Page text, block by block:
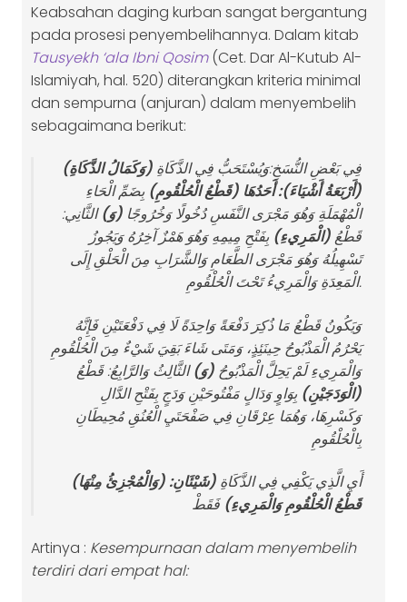
Keabsahan daging kurban sangat bergantung
pada prosesi penyembelihannya. Dalam kitab
Tausyekh ‘ala Ibni Qosim(Cet. Dar Al-Kutub Al-
Islamiyah, hal. 520) diterangkan kriteria minimal
dan sempurna (anjuran) dalam menyembelih
sebagaimana berikut:
(وَكَمَالُ الذَّكَاةِ) فِي بَعْضِ النُّسَخِ:وَيُسْتَحَبُّ فِي الذَّكَاةِ
(أَرْبَعَةُ أَشْيَاءَ): أَحَدُهَا (قَطْعُ الْحُلْقُومِ) بِضَمِّ الْحَاءِ
الْمُهْمَلَةِ وَهُوَ مَجْرَى النَّفَسِ دُخُولًا وَخُرُوجًا (وَ)الثَّانِي:
قَطْعُ(الْمَرِيءِ) بِفَتْحِ مِيمِهِ وَهُوَ هَمْزٌ آخِرُهُ وَيَجُوزُ
تَسْهِيلُهُ وَهُوَ مَجْرَى الطَّعَامِ وَالشَّرَابِ مِنَ الْحَلْقِ إِلَى
الْمَعِدَةِ وَالْمَرِيءُ تَحْتَ الْحُلْقُومِ.
وَيَكُونُ قَطْعُ مَا ذُكِرَ دَفْعَةً وَاحِدَةً لَا فِي دَفْعَتَيْنِ فَإِنَّهُ
يَحْرُمُ الْمَذْبُوحُ حِينَئِذٍ، وَمَتَى شَاءَ بَقِيَ شَيْءٌ مِنَ الْحُلْقُومِ
وَالْمَرِيءِ لَمْ يَحِلَّ الْمَذْبُوحُ (وَ)الثَّالِثُ وَالرَّابِعُ: قَطْعُ
(الْوَدَجَيْنِ) بِوَاوٍ وَدَالٍ مَفْتُوحَيْنِ وَدَجٍ بِفَتْحِ الدَّالِ
وَكَسْرِهَا، وَهُمَا عِرْقَانِ فِي صَفْحَتَيِ الْعُنُقِ مُحِيطَانِ
بِالْحُلْقُومِ
(وَالْمُجْزِئُ مِنْهَا) أَيِ الَّذِي يَكْفِي فِي الذَّكَاةِ (شَيْئَانِ:
قَطْعُ الْحُلْقُومِ وَالْمَرِيءِ)فَقَطْ
Artinya : Kesempurnaan dalam menyembelih
terdiri dari empat hal: